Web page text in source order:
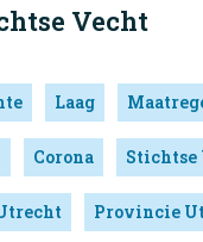
Vecht
Laag
Corona Stichtse
Provincie